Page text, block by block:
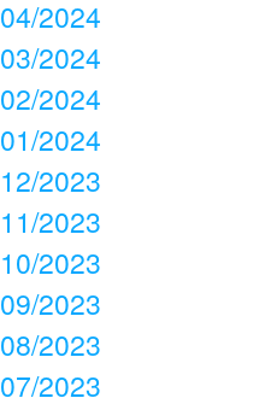
04/2024
03/2024
02/2024
01/2024
12/2023
11/2023
10/2023
09/2023
08/2023
07/2023